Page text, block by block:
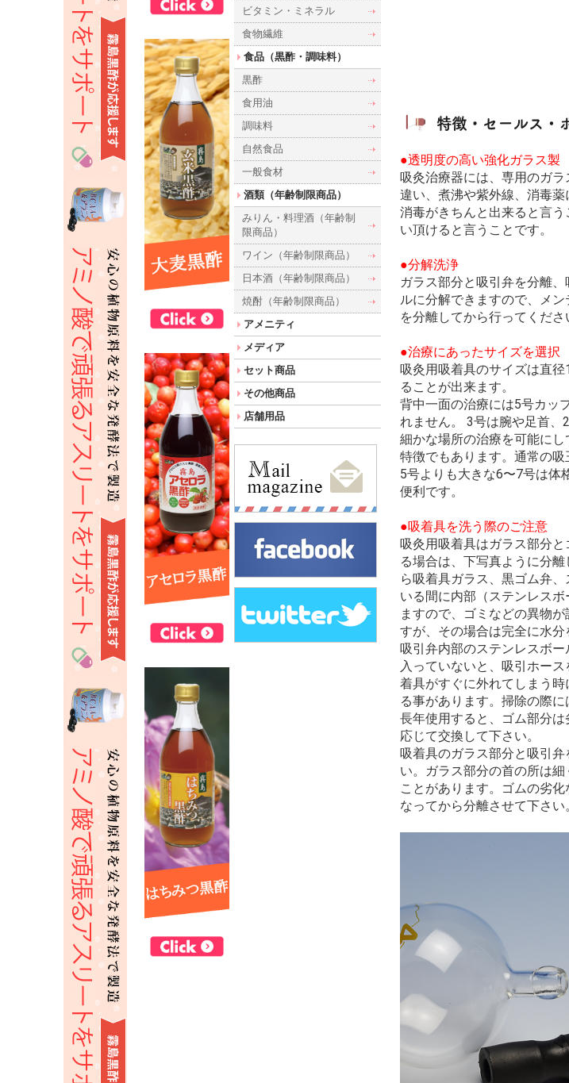
●透明度の高い強化ガラス製
吸灸治療器には、専用のガ
違い、煮沸や紫外線、消毒
消毒がきちんと出来ると言
い頂けると言うことです。
●分解洗浄
ガラス部分と吸引弁を分離
ルに分解できますので、メ
を分離してから行ってくださ
●治療にあったサイズを選択
吸灸用吸着具のサイズは直
ることが出来ます。
背中一面の治療には5号カッ
れません。 3号は腕や足首、
細かな場所の治療を可能に
特徴でもあります。通常の
5号よりも大きな6〜7号は体
便利です。
●吸着具を洗う際のご注意
吸灸用吸着具はガラス部分
る場合は、下写真ように分
ら吸着具ガラス、黒ゴム弁
いる間に内部（ステンレス
ますので、ゴミなどの異物
すが、その場合は完全に水分
吸引弁内部のステンレスボ
入っていないと、吸引ホー
着具がすぐに外れてしまう
る事があります。掃除の際
長年使用すると、ゴム部分
応じて交換して下さい。
吸着具のガラス部分と吸引
い。ガラス部分の首の所は
ことがあります。ゴムの劣
なってから分離させて下さい
ビタミン・ミネラル
食物繊維
食品（黒酢・調味料）
黒酢
食用油
調味料
自然食品
一般食材
酒類（年齢制限商品）
みりん・料理酒（年齢制
限商品）
ワイン（年齢制限商品）
日本酒（年齢制限商品）
焼酎（年齢制限商品）
アメニティ
メディア
セット商品
その他商品
店舗用品